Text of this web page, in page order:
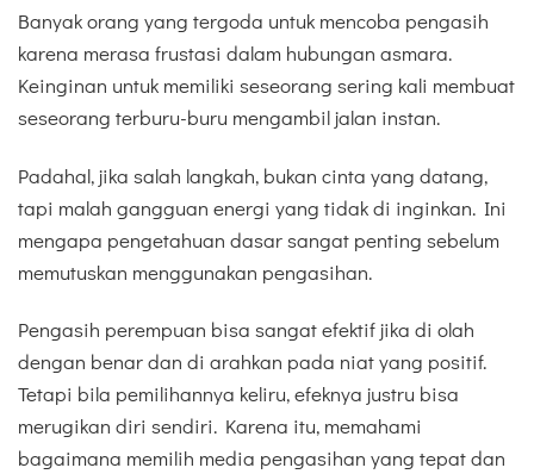
Banyak orang yang tergoda untuk mencoba pengasih
karena merasa frustasi dalam hubungan asmara.
Keinginan untuk memiliki seseorang sering kali membuat
seseorang terburu-buru mengambil jalan instan.
Padahal, jika salah langkah, bukan cinta yang datang,
tapi malah gangguan energi yang tidak di inginkan. Ini
mengapa pengetahuan dasar sangat penting sebelum
memutuskan menggunakan pengasihan.
Pengasih perempuan bisa sangat efektif jika di olah
dengan benar dan di arahkan pada niat yang positif.
Tetapi bila pemilihannya keliru, efeknya justru bisa
merugikan diri sendiri. Karena itu, memahami
bagaimana memilih media pengasihan yang tepat dan